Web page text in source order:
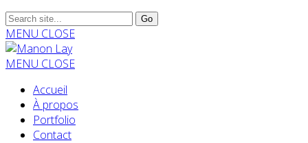
MENU CLOSE
MENU CLOSE
Accueil
À propos
Portfolio
Contact